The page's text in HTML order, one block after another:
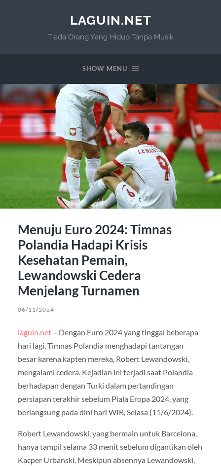
LAGUIN.NET
Tiada Orang Yang Hidup Tanpa Musik
SHOW MENU
Menuju Euro 2024: Timnas
Polandia Hadapi Krisis
Kesehatan Pemain,
Lewandowski Cedera
Menjelang Turnamen
06/11/2024
laguin.net– Dengan Euro 2024 yang tinggal beberapa
hari lagi, Timnas Polandia menghadapi tantangan
besar karena kapten mereka, Robert Lewandowski,
mengalami cedera. Kejadian ini terjadi saat Polandia
berhadapan dengan Turki dalam pertandingan
persiapan terakhir sebelum Piala Eropa 2024, yang
berlangsung pada dini hari WIB, Selasa (11/6/2024).
Robert Lewandowski, yang bermain untuk Barcelona,
hanya tampil selama 33 menit sebelum digantikan oleh
Kacper Urbanski. Meskipun absennya Lewandowski,